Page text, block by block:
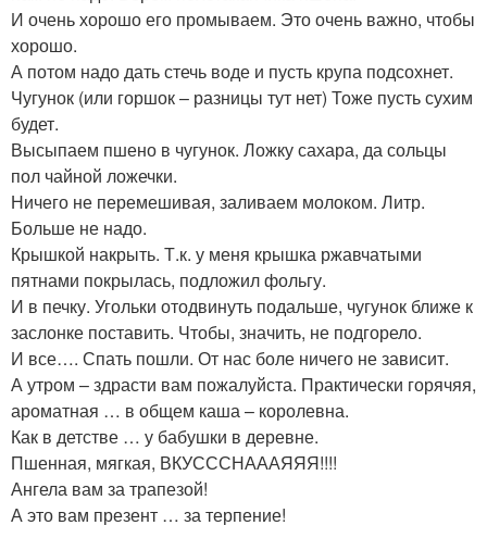
И очень хорошо его промываем. Это очень важно, чтобы
хорошо.
А потом надо дать стечь воде и пусть крупа подсохнет.
Чугунок (или горшок – разницы тут нет) Тоже пусть сухим
будет.
Высыпаем пшено в чугунок. Ложку сахара, да сольцы
пол чайной ложечки.
Ничего не перемешивая, заливаем молоком. Литр.
Больше не надо.
Крышкой накрыть. Т.к. у меня крышка ржавчатыми
пятнами покрылась, подложил фольгу.
И в печку. Угольки отодвинуть подальше, чугунок ближе к
заслонке поставить. Чтобы, значить, не подгорело.
И все…. Спать пошли. От нас боле ничего не зависит.
А утром – здрасти вам пожалуйста. Практически горячяя,
ароматная … в общем каша – королевна.
Как в детстве … у бабушки в деревне.
Пшенная, мягкая, ВКУСССНАААЯЯЯ!!!!
Ангела вам за трапезой!
А это вам презент … за терпение!